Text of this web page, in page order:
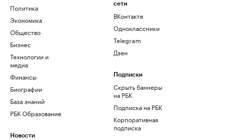
Политика
Экономика
Общество
Бизнес
Технологии и
медиа
Финансы
Биографии
База знаний
РБК Образование
Новости
сети
ВКонтакте
Одноклассники
Telegram
Дзен
Подписки
Скрыть баннеры
на РБК
Подписка на РБК
Корпоративная
подписка